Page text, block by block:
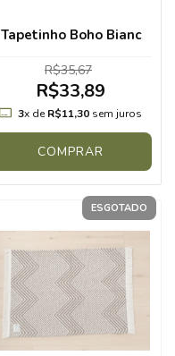
Tapetinho Boho Bianc
R$35,67
R$33,89
3x de R$11,30sem juros
COMPRAR
ESGOTADO